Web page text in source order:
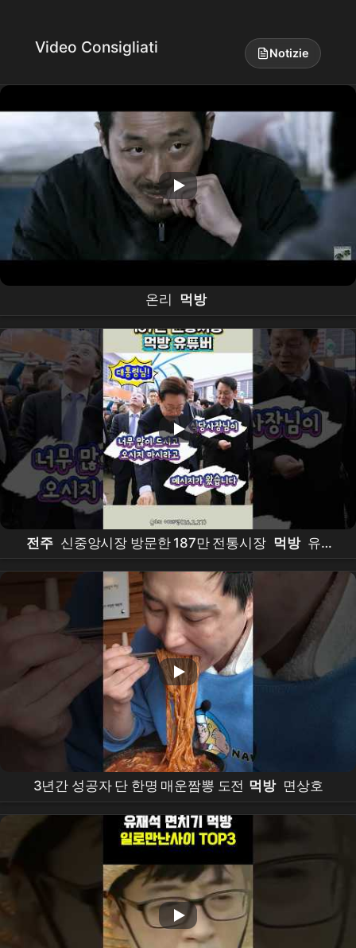
Video Consigliati Notizie
온리 먹방
전주 신중앙시장 방문한 187만 전통시장 먹방 유튜
버
3년간 성공자 단 한명 매운짬뽕 도전 먹방 면상호